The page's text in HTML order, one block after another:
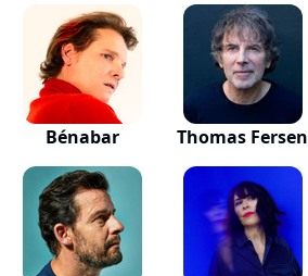
Bénabar Thomas Fersen